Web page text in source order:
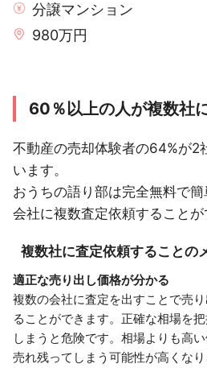
分譲マンション
980万円
60％以上の人が複数社
不動産の売却体験者の64%が2
います。
おうちの語り部は完全無料で
会社に複数査定依頼することが
複数社に査定依頼することの
適正な売り出し価格が分かる
複数の会社に査定を出すことで売
ることができます。正確な相場を
しまうと危険です。相場よりも高
売れ残ってしまう可能性が高くな